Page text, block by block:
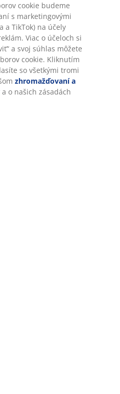
4 až 6 ľudí. Ak si radi
záhradnú sedaciu
si budete užívať
cookie budeme
s marketingovými
a TikTok) na účely
Viac o účeloch si
a svoj súhlas môžete
cookie. Kliknutím
so všetkými tromi
zhromažďovaní a
a o našich zásadách